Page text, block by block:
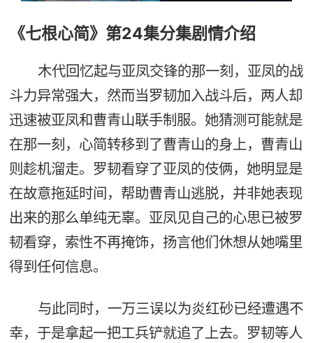
《七根心简》第24集分集剧情介绍
木代回忆起与亚凤交锋的那一刻，亚凤的战
斗力异常强大，然而当罗韧加入战斗后，两人却
迅速被亚凤和曹青山联手制服。她猜测可能就是
在那一刻，心简转移到了曹青山的身上，曹青山
则趁机溜走。罗韧看穿了亚凤的伎俩，她明显是
在故意拖延时间，帮助曹青山逃脱，并非她表现
出来的那么单纯无辜。亚凤见自己的心思已被罗
韧看穿，索性不再掩饰，扬言他们休想从她嘴里
得到任何信息。
与此同时，一万三误以为炎红砂已经遭遇不
幸，于是拿起一把工兵铲就追了上去。罗韧等人